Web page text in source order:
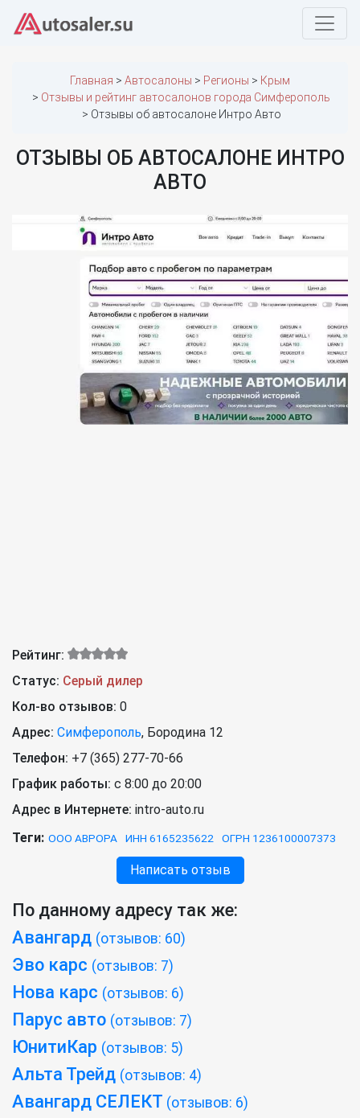
Главная Автосалоны Регионы
Крым
Отзывы и рейтинг автосалонов города Симферополь
Отзывы об автосалоне Интро Авто
ОТЗЫВЫ ОБ АВТОСАЛОНЕ ИНТРО
АВТО
Рейтинг:
Статус: Серый дилер
Кол-во отзывов: 0
Адрес: Симферополь, Бородина 12
Телефон: +7 (365) 277-70-66
График работы: с 8:00 до 20:00
Адрес в Интернете: intro-auto.ru
Теги: ООО АВРОРА ИНН 6165235622 ОГРН 1236100007373
Написать отзыв
По данному адресу так же:
Авангард (отзывов: 60)
Эво карс (отзывов: 7)
Нова карс (отзывов: 6)
Парус авто (отзывов: 7)
ЮнитиКар (отзывов: 5)
Альта Трейд (отзывов: 4)
Авангард СЕЛЕКТ (отзывов: 6)